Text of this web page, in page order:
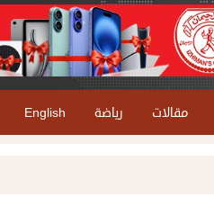
مقالات رياضة English